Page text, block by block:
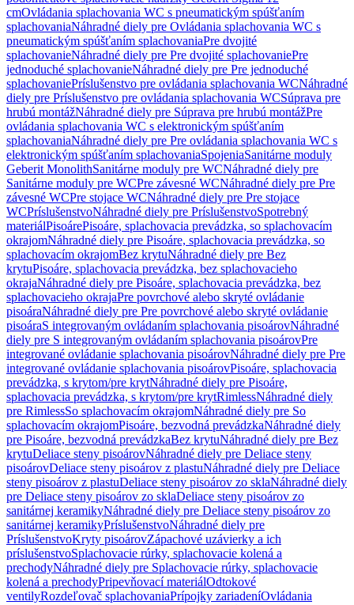
cmOvládania splachovania WC s pneumatickým spúšťaním
splachovaniaNáhradné diely pre Ovládania splachovania WC s
pneumatickým spúšťaním splachovaniaPre dvojité
splachovanieNáhradné diely pre Pre dvojité splachovaniePre
jednoduché splachovanieNáhradné diely pre Pre jednoduché
splachovaniePríslušenstvo pre ovládania splachovania WCNáhradné
diely pre Príslušenstvo pre ovládania splachovania WCSúprava pre
hrubú montážNáhradné diely pre Súprava pre hrubú montážPre
ovládania splachovania WC s elektronickým spúšťaním
splachovaniaNáhradné diely pre Pre ovládania splachovania WC s
elektronickým spúšťaním splachovaniaSpojeniaSanitárne moduly
Geberit MonolithSanitárne moduly pre WCNáhradné diely pre
Sanitárne moduly pre WCPre závesné WCNáhradné diely pre Pre
závesné WCPre stojace WCNáhradné diely pre Pre stojace
WCPríslušenstvoNáhradné diely pre PríslušenstvoSpotrebný
materiálPisoárePisoáre, splachovacia prevádzka, so splachovacím
okrajomNáhradné diely pre Pisoáre, splachovacia prevádzka, so
splachovacím okrajomBez krytuNáhradné diely pre Bez
krytuPisoáre, splachovacia prevádzka, bez splachovacieho
okrajaNáhradné diely pre Pisoáre, splachovacia prevádzka, bez
splachovacieho okrajaPre povrchové alebo skryté ovládanie
pisoáraNáhradné diely pre Pre povrchové alebo skryté ovládanie
pisoáraS integrovaným ovládaním splachovania pisoárovNáhradné
diely pre S integrovaným ovládaním splachovania pisoárovPre
integrované ovládanie splachovania pisoárovNáhradné diely pre Pre
integrované ovládanie splachovania pisoárovPisoáre, splachovacia
prevádzka, s krytom/pre krytNáhradné diely pre Pisoáre,
splachovacia prevádzka, s krytom/pre krytRimlessNáhradné diely
pre RimlessSo splachovacím okrajomNáhradné diely pre So
splachovacím okrajomPisoáre, bezvodná prevádzkaNáhradné diely
pre Pisoáre, bezvodná prevádzkaBez krytuNáhradné diely pre Bez
krytuDeliace steny pisoárovNáhradné diely pre Deliace steny
pisoárovDeliace steny pisoárov z plastuNáhradné diely pre Deliace
steny pisoárov z plastuDeliace steny pisoárov zo sklaNáhradné diely
pre Deliace steny pisoárov zo sklaDeliace steny pisoárov zo
sanitárnej keramikyNáhradné diely pre Deliace steny pisoárov zo
sanitárnej keramikyPríslušenstvoNáhradné diely pre
PríslušenstvoKryty pisoárovZápachové uzávierky a ich
príslušenstvoSplachovacie rúrky, splachovacie kolená a
prechodyNáhradné diely pre Splachovacie rúrky, splachovacie
kolená a prechodyPripevňovací materiálOdtokové
ventilyRozdeľovač splachovaniaPrípojky zariadeníOvládania